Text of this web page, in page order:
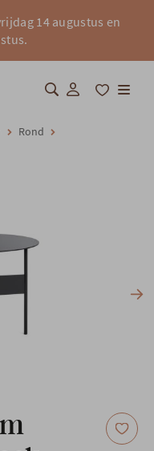
14 augustus en
Rond